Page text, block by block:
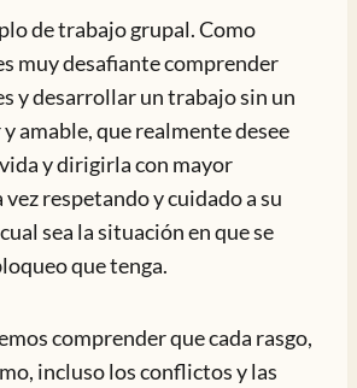
de trabajo grupal. Como
muy desafiante comprender
y desarrollar un trabajo sin un
amable, que realmente desee
y dirigirla con mayor
vez respetando y cuidado a su
sea la situación en que se
que tenga.
comprender que cada rasgo,
incluso los conflictos y las